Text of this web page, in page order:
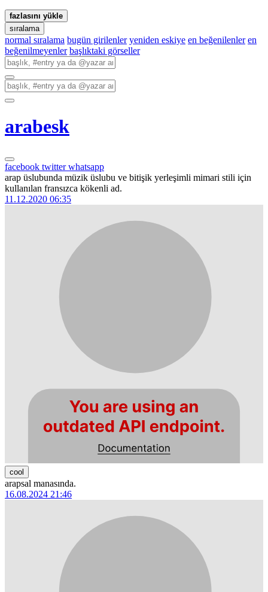
fazlasını yükle
sıralama
normal sıralama bugün girilenler yeniden eskiye en beğenilenler en
beğenilmeyenler başlıktaki görseller
arabesk
facebook twitterwhatsapp
arap üslubunda müzik üslubu ve bitişik yerleşimli mimari stili için
kullanılan fransızca kökenli ad.
11.12.2020 06:35
cool
arapsal manasında.
16.08.2024 21:46